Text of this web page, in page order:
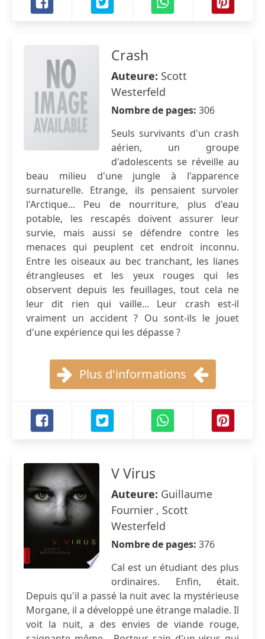
Crash
Auteure: Scott
Westerfeld
Nombre de pages: 306
Seuls survivants d'un crash
aérien, un groupe
d'adolescents se réveille au
beau milieu d'une jungle à l'apparence
surnaturelle. Etrange, ils pensaient survoler
l'Arctique... Peu de nourriture, plus d'eau
potable, les rescapés doivent assurer leur
survie, mais aussi se défendre contre les
menaces qui peuplent cet endroit inconnu.
Entre les oiseaux au bec tranchant, les lianes
étrangleuses et les yeux rouges qui les
observent depuis les feuillages, tout cela ne
leur dit rien qui vaille... Leur crash est-il
vraiment un accident ? Ou sont-ils le jouet
d'une expérience qui les dépasse ?
Plus d'informations
V Virus
Auteure: Guillaume
Fournier , Scott
Westerfeld
Nombre de pages: 376
Cal est un étudiant des plus
ordinaires. Enfin, était.
Depuis qu'il a passé la nuit avec la mystérieuse
Morgane, il a développé une étrange maladie. Il
voit la nuit, a des envies de viande rouge,